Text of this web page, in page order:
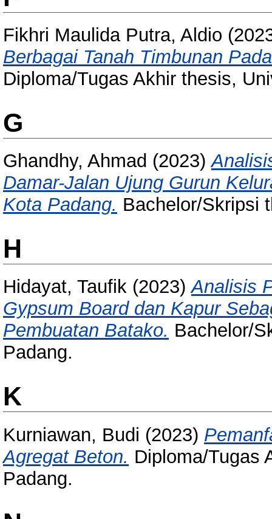
Fikhri Maulida Putra, Aldio
Berbagai Tanah Timbunan
Diploma/Tugas Akhir thesis,
G
Ghandhy, Ahmad (2023)
Damar-Jalan Ujung Gurun
Kota Padang. Bachelor/Skripsi
H
Hidayat, Taufik (2023)Analisis
Gypsum Board dan Kapur
Pembuatan Batako. Bachelor/
Padang.
K
Kurniawan, Budi (2023)
Agregat Beton. Diploma/Tugas
Padang.